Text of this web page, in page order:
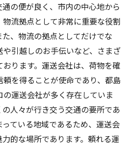
の便が良く、市内の中心地から
流拠点として非常に重要な役割
、物流の拠点としてだけでな
や引越しのお手伝いなど、さまざ
おります。運送会社は、荷物を確
を得ることが使命であり、都島
運送会社が多く存在していま
人々が行き交う交通の要所であ
ている地域であるため、運送会
的な場所であります。頼れる運